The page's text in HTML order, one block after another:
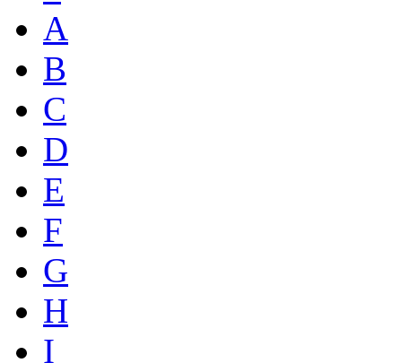
A
B
C
D
E
F
G
H
I